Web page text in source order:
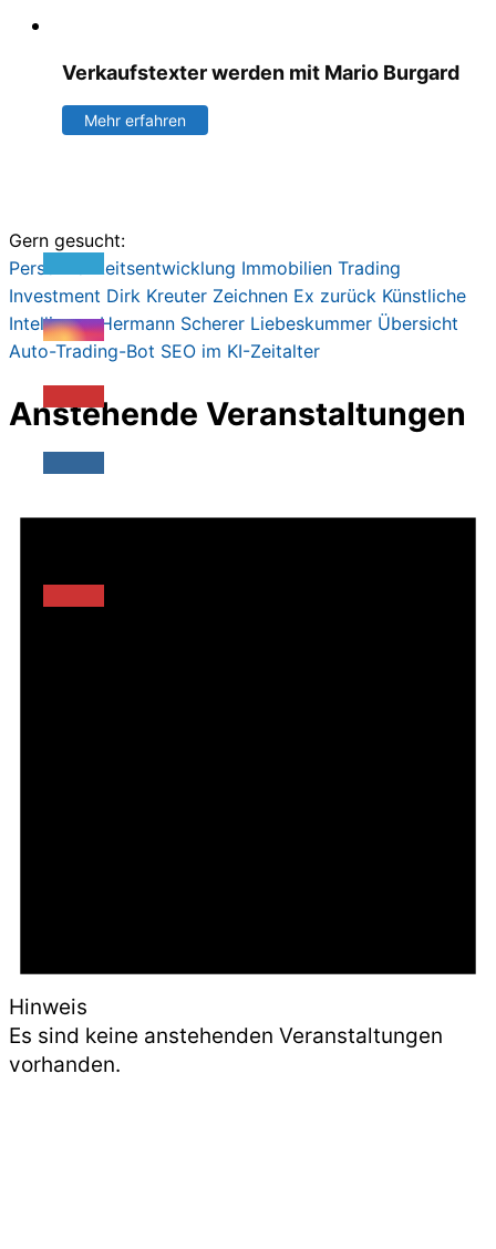
Verkaufstexter werden mit Mario Burgard
Mehr erfahren
Gern gesucht:
Persönlichkeitsentwicklung Immobilien Trading
Investment Dirk Kreuter Zeichnen Ex zurück Künstliche
Intelligenz Hermann Scherer Liebeskummer Übersicht
Auto-Trading-Bot SEO im KI-Zeitalter
Anstehende Veranstaltungen
Hinweis
Es sind keine anstehenden Veranstaltungen
vorhanden.